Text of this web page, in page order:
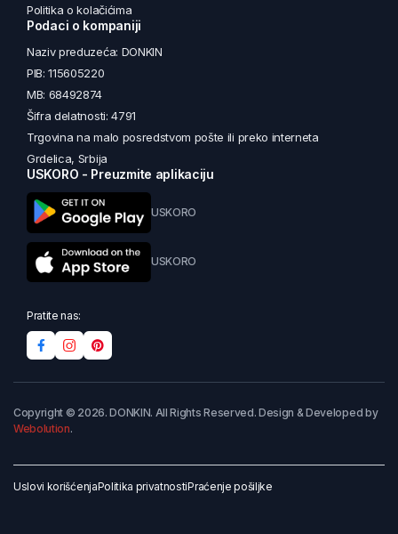
Politika o kolačićima
Podaci o kompaniji
Naziv preduzeća: DONKIN
PIB: 115605220
MB: 68492874
Šifra delatnosti: 4791
Trgovina na malo posredstvom pošte ili preko interneta
Grdelica, Srbija
USKORO - Preuzmite aplikaciju
USKORO
USKORO
Pratite nas:
Copyright © 2026. DONKIN. All Rights Reserved. Design & Developed by
Webolution.
Uslovi korišćenjaPolitika privatnostiPraćenje pošiljke